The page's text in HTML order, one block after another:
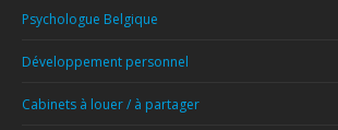
Psychologue Belgique
Développement personnel
Cabinets à louer / à partager